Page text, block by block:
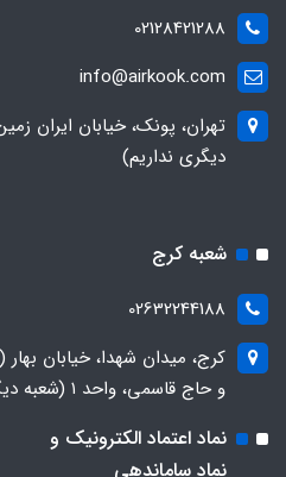
02128421288
info@airkook.com
دیگری نداریم)
شعبه کرج
02632244188
کرج، میدان شهدا، خیابان
و حاج قاسمی، واحد ۱ (شعبه دیگری نداریم)
نماد اعتماد الکترونیک و
نماد ساماندهی